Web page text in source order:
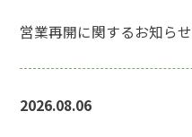
営業再開に関するお知らせ
2026.08.06